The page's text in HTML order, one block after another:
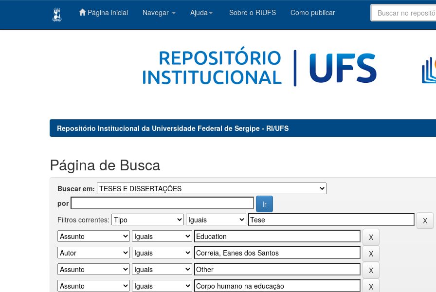
Página inicial Navegar Ajuda Sobre o RIUFS Como publicar
Repositório Institucional da Universidade Federal de Sergipe - RI/UFS
Página de Busca
Buscar em:
por
Filtros correntes: